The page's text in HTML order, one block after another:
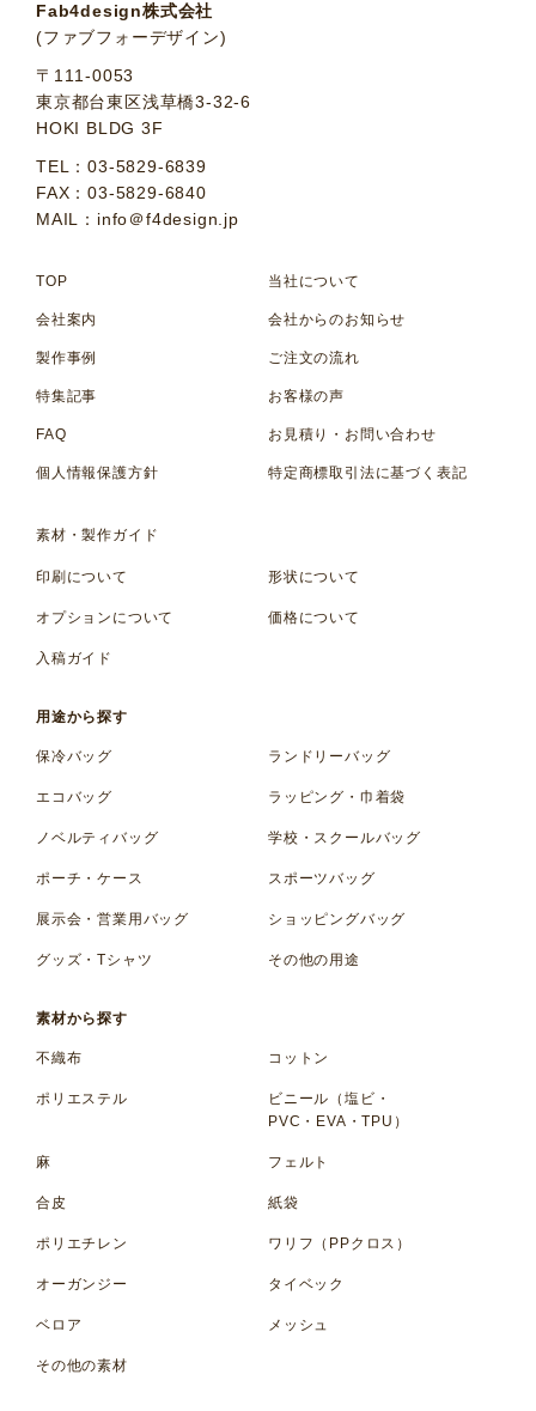
Fab4design株式会社
(ファブフォーデザイン)
〒111-0053
東京都台東区浅草橋3-32-6
HOKI BLDG 3F
TEL：03-5829-6839
FAX：03-5829-6840
MAIL：info＠f4design.jp
TOP 当社について
会社案内 会社からのお知らせ
製作事例 ご注文の流れ
特集記事 お客様の声
FAQ お見積り・お問い合わせ
個人情報保護方針 特定商標取引法に基づく表記
素材・製作ガイド
印刷について 形状について
オプションについて 価格について
入稿ガイド
用途から探す
保冷バッグ ランドリーバッグ
エコバッグ ラッピング・巾着袋
ノベルティバッグ 学校・スクールバッグ
ポーチ・ケース スポーツバッグ
展示会・営業用バッグ ショッピングバッグ
グッズ・Tシャツ その他の用途
素材から探す
不織布 コットン
ポリエステル
ビニール（塩ビ・
PVC・EVA・TPU）
麻 フェルト
合皮 紙袋
ポリエチレン ワリフ（PPクロス）
オーガンジー タイベック
ベロア メッシュ
その他の素材